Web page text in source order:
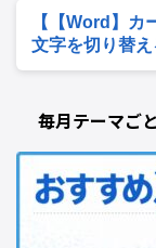
【【Word】カ
文字を切り替
毎月テーマご